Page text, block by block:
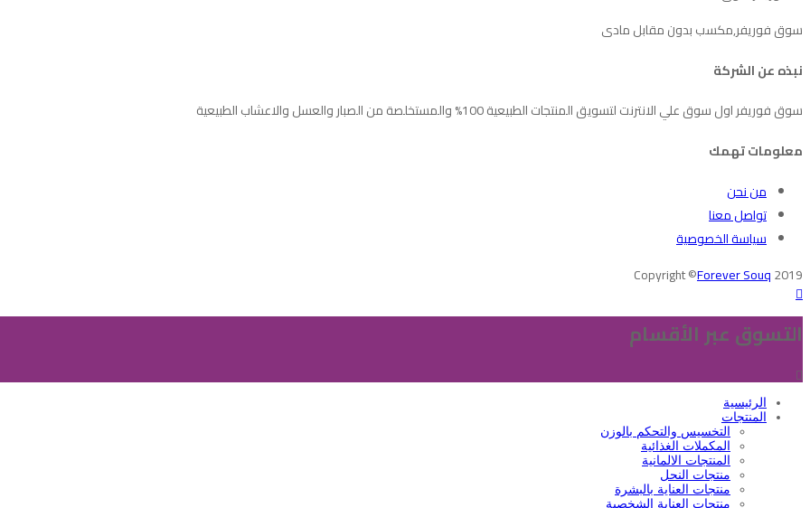
سوق فوريفر,مكسب بدون مقابل مادى
نبذه عن الشركة
سوق فوريفر اول سوق علي الانترنت لتسويق المنتجات الطبيعية 100% والمستخلصة من الصبار والعسل والاعشاب الطبيعية
معلومات تهمك
من نحن
تواصل معنا
سياسة الخصوصية
Copyright ©Forever Souq2019
التسوق عبر الأقسام
الرئيسية
المنتجات
التخسيس والتحكم بالوزن
المكملات الغذائية
المنتجات الالمانية
منتجات النحل
منتجات العناية بالبشرة
منتجات العناية الشخصية